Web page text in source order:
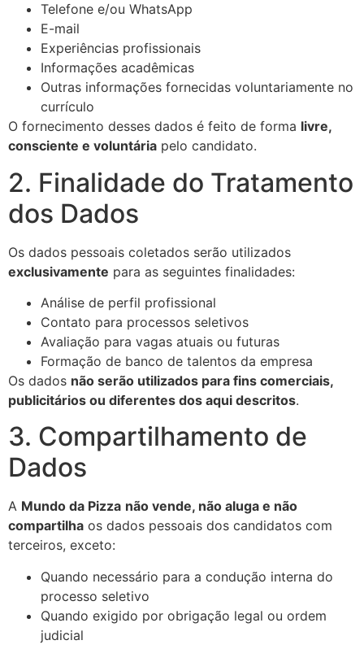
Telefone e/ou WhatsApp
E-mail
Experiências profissionais
Informações acadêmicas
Outras informações fornecidas voluntariamente no
currículo
O fornecimento desses dados é feito de forma livre,
consciente e voluntária pelo candidato.
2. Finalidade do Tratamento
dos Dados
Os dados pessoais coletados serão utilizados
exclusivamente para as seguintes finalidades:
Análise de perfil profissional
Contato para processos seletivos
Avaliação para vagas atuais ou futuras
Formação de banco de talentos da empresa
Os dados não serão utilizados para fins comerciais,
publicitários ou diferentes dos aqui descritos.
3. Compartilhamento de
Dados
A Mundo da Pizza não vende, não aluga e não
compartilha os dados pessoais dos candidatos com
terceiros, exceto:
Quando necessário para a condução interna do
processo seletivo
Quando exigido por obrigação legal ou ordem
judicial